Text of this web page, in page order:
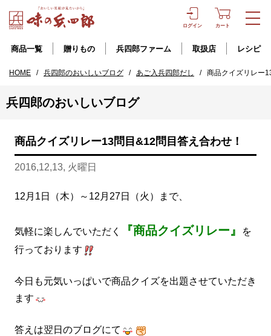
ログイン カート
商品一覧 贈りもの 兵四郎ファーム 取扱店 レシピ
HOME / 兵四郎のおいしいブログ / あご入兵四郎だし / 商品クイズリレー
兵四郎のおいしいブログ
商品クイズリレー13問目&12問目答え合わせ！
2016,12,13, 火曜日
12月1日（木）～12月27日（火）まで、
気軽に楽しんでいただく 『商品クイズリレー』
を
行っております
今日も元気いっぱいで商品クイズを出題させていただき
ます
答えは翌日のブログにて